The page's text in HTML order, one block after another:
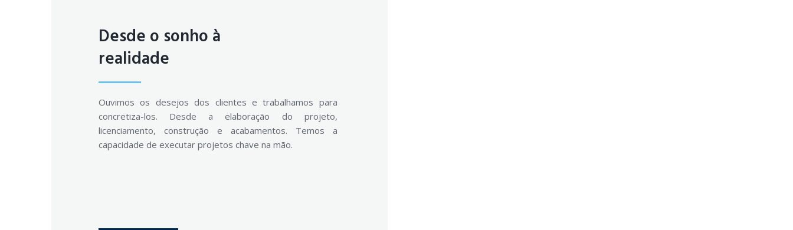
Desde o sonho à
realidade
Ouvimos os desejos dos clientes e trabalhamos para
concretiza-los. Desde a elaboração do projeto,
licenciamento, construção e acabamentos. Temos a
capacidade de executar projetos chave na mão.